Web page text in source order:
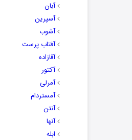
آبان
آسپرین
آشوب
آفتاب پرست
آقازاده
آکتور
آمرلی
آمستردام
آنتن
آنها
ابله